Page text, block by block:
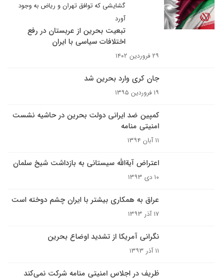
گشایشی که توافق تهران و ریاض به وجود
آورد
تبعیت بحرین از عربستان در رفع
اختلافات سیاسی با ایران
۲۹ فروردین ۱۴۰۲
جان کری وارد بحرین شد
۱۹ فروردین ۱۳۹۵
کمپین ضد ایرانی دولت بحرین در حاشیه نشست
امنیتی منامه
۱۱ آبان ۱۳۹۴
اعتراض آیةالله سیستانی به بازداشت شیخ سلمان
۱۰ دی ۱۳۹۳
عراق به همکاری بیشتر با ایران چشم دوخته است
۱۷ آذر ۱۳۹۳
نگرانی آمریکا از تشدید اوضاع بحرین
۱۱ آذر ۱۳۹۳
ظریف در اجلاس امنیتی منامه شرکت نمی‌کند